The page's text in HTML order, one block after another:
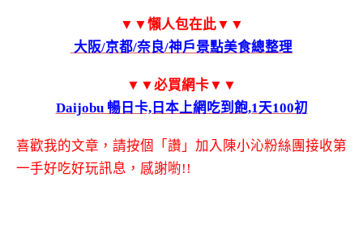
▼▼懶人包在此▼▼
大阪/京都/奈良/神戶景點美食總整理
▼▼必買網卡▼▼
Daijobu 暢日卡,日本上網吃到飽,1天100初
喜歡我的文章，請按個「讚」加入陳小沁粉絲團接收第
一手好吃好玩訊息，感謝喲!!